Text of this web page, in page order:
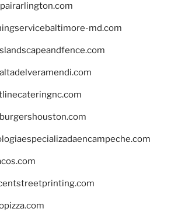
md.com